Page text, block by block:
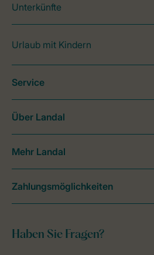
Unterkünfte
Urlaub mit Kindern
Haben Sie Fragen?
Service
Über Landal
Mehr Landal
Zahlungsmöglichkeiten